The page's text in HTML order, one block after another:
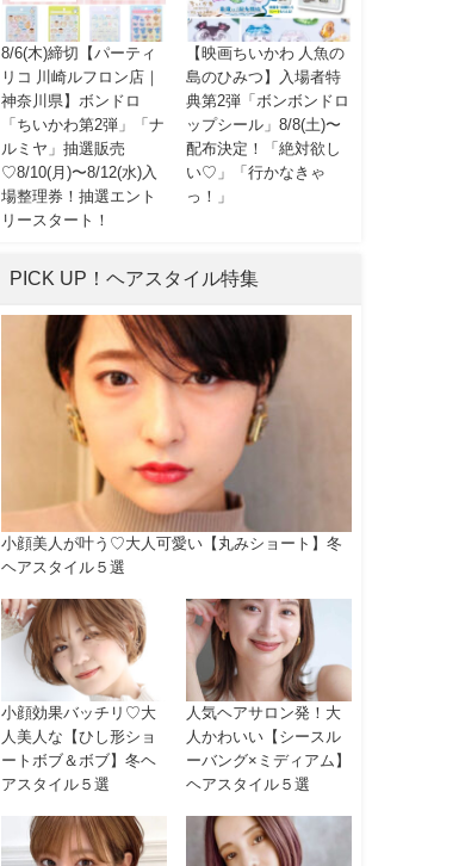
8/6(木)締切【パーティ
リコ 川崎ルフロン店｜
神奈川県】ボンドロ
「ちいかわ第2弾」「ナ
ルミヤ」抽選販売
♡8/10(月)〜8/12(水)入
場整理券！抽選エント
リースタート！
【映画ちいかわ 人魚の
島のひみつ】入場者特
典第2弾「ボンボンドロ
ップシール」8/8(土)〜
配布決定！「絶対欲し
い♡」「行かなきゃ
っ！」
PICK UP！ヘアスタイル特集
小顔美人が叶う♡大人可愛い【丸みショート】冬
ヘアスタイル５選
小顔効果バッチリ♡大
人美人な【ひし形ショ
ートボブ＆ボブ】冬ヘ
アスタイル５選
人気ヘアサロン発！大
人かわいい【シースル
ーバング×ミディアム】
ヘアスタイル５選